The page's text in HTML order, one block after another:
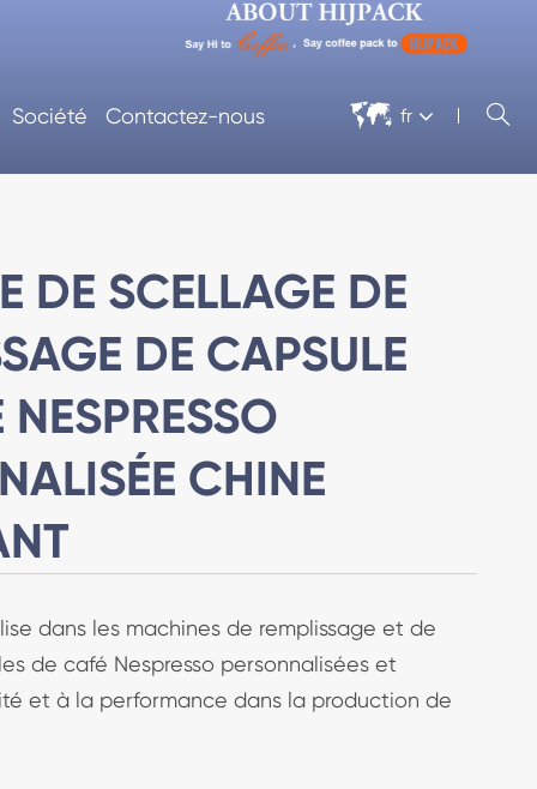
Société Contactez-nous  fr 
DE SCELLAGE DE
DE CAPSULE
CHINE
dans les machines de remplissage et de
de café Nespresso personnalisées et
et à la performance dans la production de